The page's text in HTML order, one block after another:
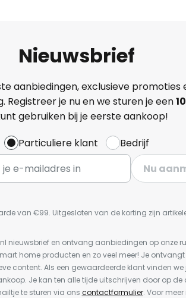
Nieuwsbrief
aanbiedingen, exclusieve promoties
Registreer je nu en we sturen je een
gebruiken bij je eerste aankoop!
Particuliere klant
Bedrijf
Nu
van €99. Uitgesloten van de korting zijn
nieuwsbrief en ontvang aanbiedingen op onze
home producten en zo veel meer! Je
content. Als een gewaardeerde klant vinden
Je kan ten alle tijde uitschrijven door op
te sturen via ons contactformulier. Voor